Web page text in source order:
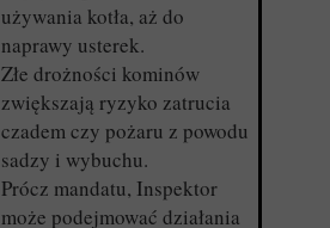
używania kotła, aż do
naprawy usterek.
Złe drożności kominów
zwiększają ryzyko zatrucia
czadem czy pożaru z powodu
sadzy i wybuchu.
Prócz mandatu, Inspektor
może podejmować działania